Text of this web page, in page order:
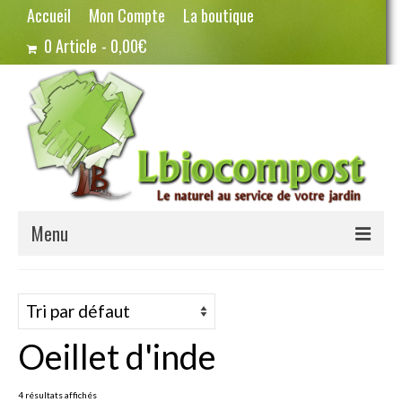
Accueil Mon Compte
La boutique
0 Article
0,00€
Menu
Potager – Graines
Haricots
Pois
Oeillet d'inde
4 résultats affichés